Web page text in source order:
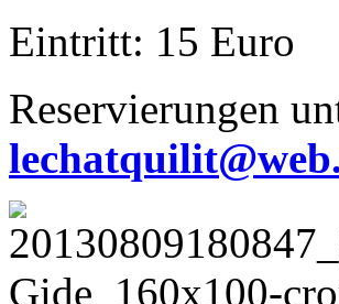
Eintritt: 15 Euro
Reservierungen